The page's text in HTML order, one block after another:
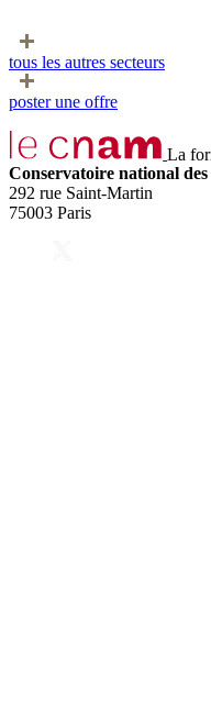
tous les autres secteurs
poster une offre
La
Conservatoire national
292 rue Saint-Martin
75003 Paris